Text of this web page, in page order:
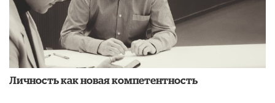
Личность как новая компетентность